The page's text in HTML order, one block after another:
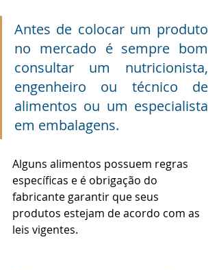
Antes de colocar um produto
no mercado é sempre bom
consultar um nutricionista,
engenheiro ou técnico de
alimentos ou um especialista
em embalagens.
Alguns alimentos possuem regras
específicas e é obrigação do
fabricante garantir que seus
produtos estejam de acordo com as
leis vigentes.